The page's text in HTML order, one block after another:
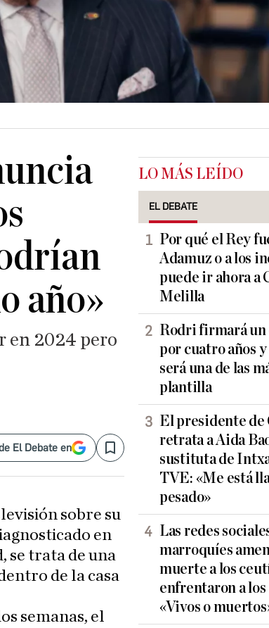
año»
en 2024 pero
El Debate en Save
sobre su
en
se trata de una
de la casa
semanas, el
LO MÁS LEÍDO
EL DEBATE
Por qué el Rey
Adamuz o a los
puede ir ahora a
Melilla
Rodri firmará
por cuatro años
será una de las
plantilla
El presidente de
retrata a Aida
sustituta de
TVE: «Me está
pesado»
Las redes
marroquíes
muerte a los
enfrentaron a los
«Vivos o